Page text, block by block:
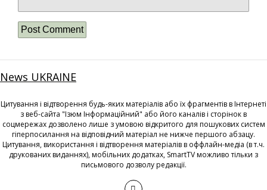
News UKRAINE
Цитування і відтворення будь-яких матеріалів або їх фрагментів в Інтернеті
з веб-сайта "Ізюм Інформаційний" або його каналів і сторінок в
соцмережах дозволено лише з умовою відкритого для пошукових систем
гіперпосилання на відповідний матеріал не нижче першого абзацу.
Цитування, використання і відтворення матеріалів в оффлайн-медіа (в т.ч.
друкованих виданнях), мобільних додатках, SmartTV можливо тільки з
письмового дозволу редакції.